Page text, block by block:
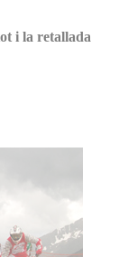
i la retallada